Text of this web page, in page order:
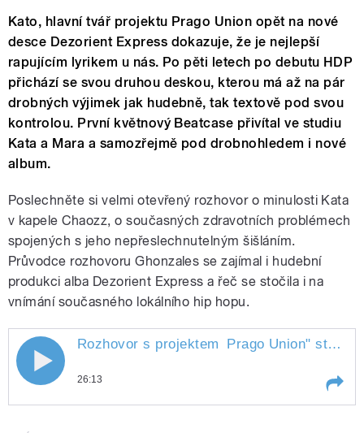
Kato, hlavní tvář projektu Prago Union opět na nové
desce Dezorient Express dokazuje, že je nejlepší
rapujícím lyrikem u nás. Po pěti letech po debutu HDP
přichází se svou druhou deskou, kterou má až na pár
drobných výjimek jak hudebně, tak textově pod svou
kontrolou. První květnový Beatcase přivítal ve studiu
Kata a Mara a samozřejmě pod drobnohledem i nové
album.
Poslechněte si velmi otevřený rozhovor o minulosti Kata
v kapele Chaozz, o současných zdravotních problémech
spojených s jeho nepřeslechnutelným šišláním.
Průvodce rozhovoru Ghonzales se zajímal i hudební
produkci alba Dezorient Express a řeč se stočila i na
vnímání současného lokálního hip hopu.
Rozhovor s projektem Prago Union
Rozhovor s projektem Prago Union" style="">
26:13